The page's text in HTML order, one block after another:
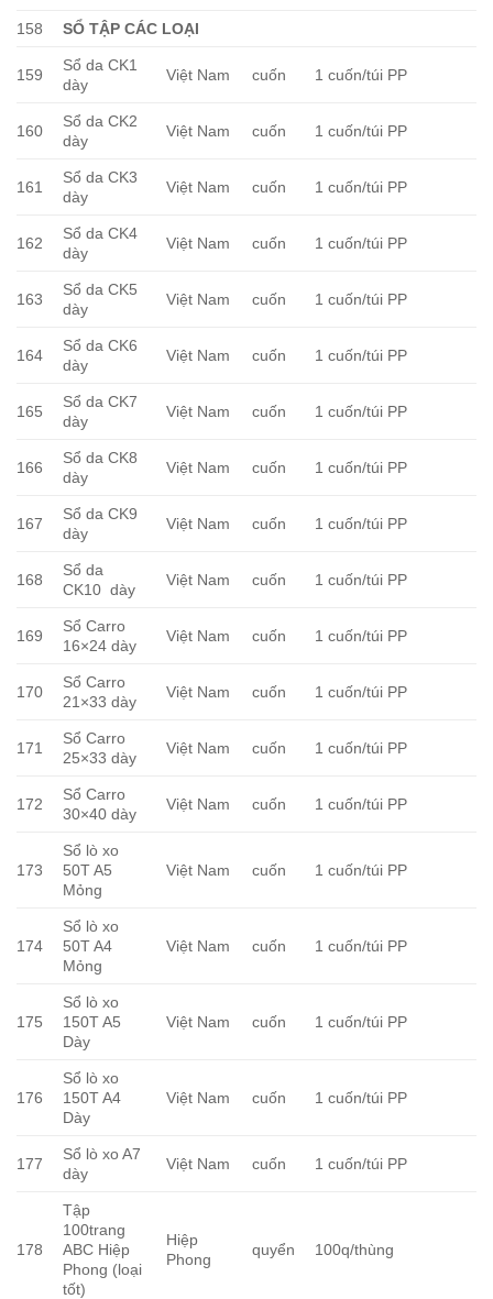
158 SỔ TẬP CÁC LOẠI
159
Sổ da CK1
dày
Việt Nam cuốn 1 cuốn/túi PP
160
Sổ da CK2
dày
Việt Nam cuốn 1 cuốn/túi PP
161
Sổ da CK3
dày
Việt Nam cuốn 1 cuốn/túi PP
162
Sổ da CK4
dày
Việt Nam cuốn 1 cuốn/túi PP
163
Sổ da CK5
dày
Việt Nam cuốn 1 cuốn/túi PP
164
Sổ da CK6
dày
Việt Nam cuốn 1 cuốn/túi PP
165
Sổ da CK7
dày
Việt Nam cuốn 1 cuốn/túi PP
166
Sổ da CK8
dày
Việt Nam cuốn 1 cuốn/túi PP
167
Sổ da CK9
dày
Việt Nam cuốn 1 cuốn/túi PP
168
Sổ da
CK10 dày
Việt Nam cuốn 1 cuốn/túi PP
169
Sổ Carro
16×24 dày
Việt Nam cuốn 1 cuốn/túi PP
170
Sổ Carro
21×33 dày
Việt Nam cuốn 1 cuốn/túi PP
171
Sổ Carro
25×33 dày
Việt Nam cuốn 1 cuốn/túi PP
172
Sổ Carro
30×40 dày
Việt Nam cuốn 1 cuốn/túi PP
173
Sổ lò xo
50T A5
Mỏng
Việt Nam cuốn 1 cuốn/túi PP
174
Sổ lò xo
50T A4
Mỏng
Việt Nam cuốn 1 cuốn/túi PP
175
Sổ lò xo
150T A5
Dày
Việt Nam cuốn 1 cuốn/túi PP
176
Sổ lò xo
150T A4
Dày
Việt Nam cuốn 1 cuốn/túi PP
177
Sổ lò xo A7
dày
Việt Nam cuốn 1 cuốn/túi PP
178
Tập
100trang
ABC Hiệp
Phong (loại
tốt)
Hiệp
Phong
quyển 100q/thùng